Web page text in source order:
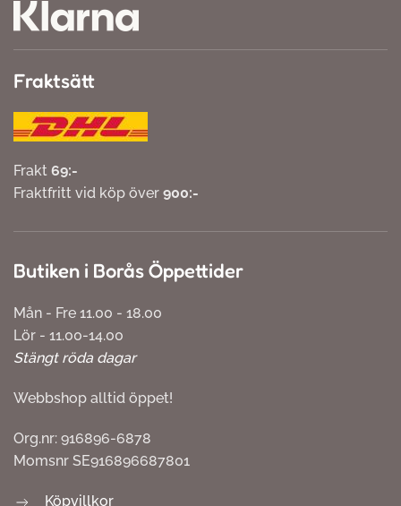
Fraktsätt
Frakt 69:-
Fraktfritt vid köp över 900:-
Butiken i Borås Öppettider
Mån - Fre 11.00 - 18.00
Lör - 11.00-14.00
Stängt röda dagar
Webbshop alltid öppet!
Org.nr: 916896-6878
Momsnr SE916896687801
Köpvillkor